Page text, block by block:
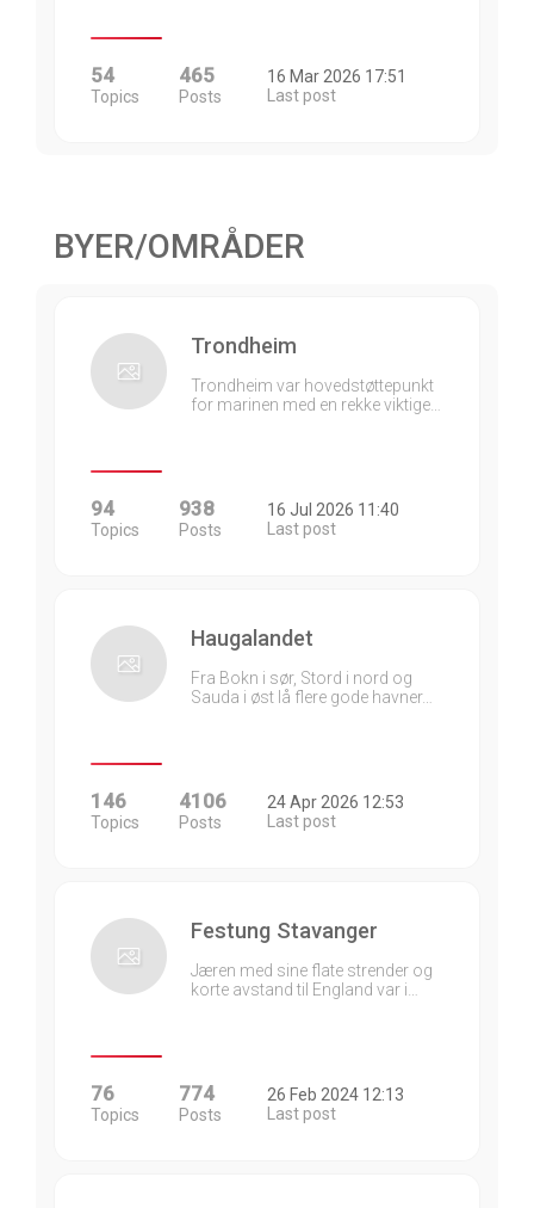
54
Topics
465
Posts
16 Mar 2026 17:51
Last post
BYER/OMRÅDER
Trondheim
Trondheim var hovedstøttepunkt
for marinen med en rekke viktige…
94
Topics
938
Posts
16 Jul 2026 11:40
Last post
Haugalandet
Fra Bokn i sør, Stord i nord og
Sauda i øst lå flere gode havner…
146
Topics
4106
Posts
24 Apr 2026 12:53
Last post
Festung Stavanger
Jæren med sine flate strender og
korte avstand til England var i…
76
Topics
774
Posts
26 Feb 2024 12:13
Last post